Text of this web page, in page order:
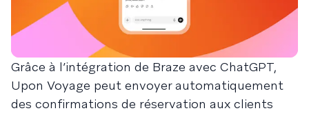
Grâce à l’intégration de Braze avec ChatGPT,
Upon Voyage peut envoyer automatiquement
des confirmations de réservation aux clients